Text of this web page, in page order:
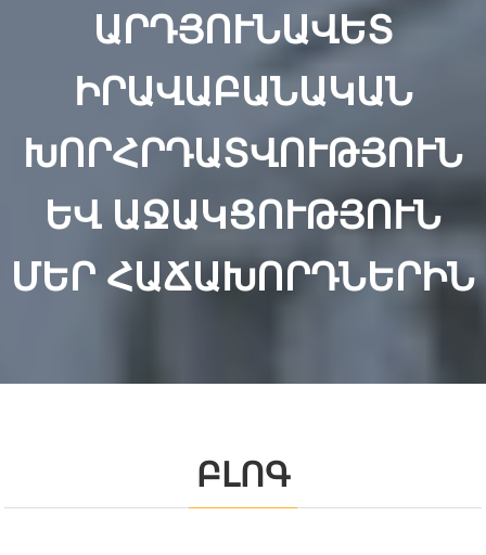
ԱՐԴՅՈՒՆԱՎԵՏ
ԻՐԱՎԱԲԱՆԱԿԱՆ
ԽՈՐՀՐԴԱՏՎՈՒԹՅՈՒՆ
ԵՎ ԱՋԱԿՑՈՒԹՅՈՒՆ
ՄԵՐ ՀԱՃԱԽՈՐԴՆԵՐԻՆ
ԲԼՈԳ